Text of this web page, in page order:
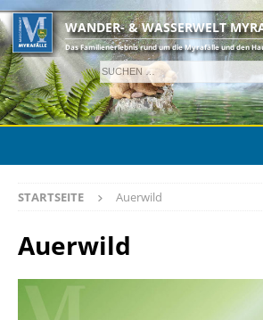
WANDER- & WASSERWELT
Das Familienerlebnis rund um die Myrafälle und den
STARTSEITE Auerwild
Auerwild